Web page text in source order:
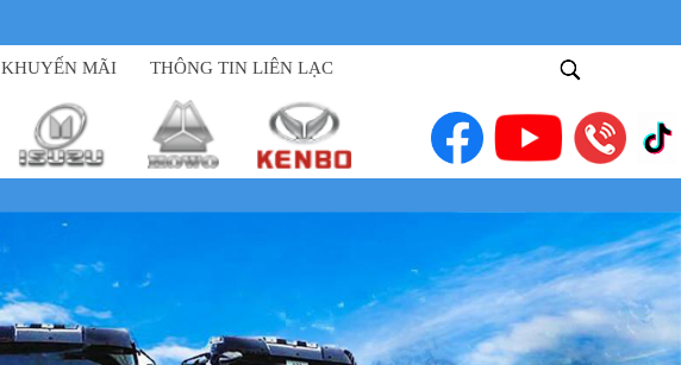
KHUYẾN MÃI THÔNG TIN LIÊN LẠC